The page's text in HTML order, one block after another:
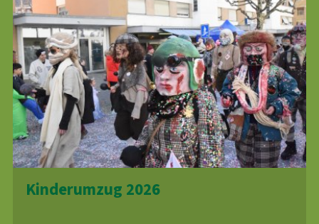
Kinderumzug 2026